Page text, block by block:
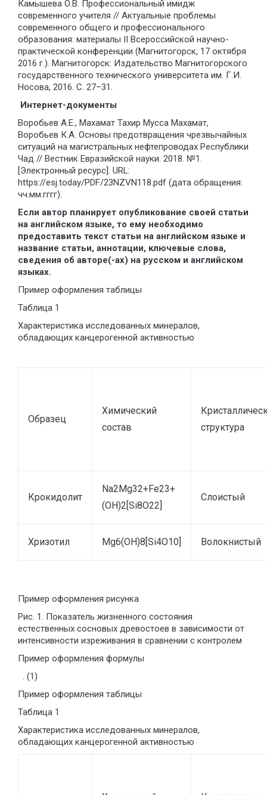
Камышева О.В. Профессиональный имидж
современного учителя // Актуальные проблемы
современного общего и профессионального
образования: материалы II Всероссийской научно-
практической конференции (Магнитогорск, 17 октября
2016 г.). Магнитогорск: Издательство Магнитогорского
государственного технического университета им. Г.И.
Носова, 2016. С. 27–31.
Интернет-документы
Воробьев А.Е., Махамат Тахир Мусса Махамат,
Воробьев К.А. Основы предотвращения чрезвычайных
ситуаций на магистральных нефтепроводах Республики
Чад // Вестник Евразийской науки. 2018. №1.
[Электронный ресурс]. URL:
https://esj.today/PDF/23NZVN118.pdf (дата обращения:
чч.мм.гггг).
Если автор планирует опубликование своей статьи
на английском языке, то ему необходимо
предоставить текст статьи на английском языке и
название статьи, аннотации, ключевые слова,
сведения об авторе(-ах) на русском и английском
языках.
Пример оформления таблицы
Таблица 1
Характеристика исследованных минералов,
обладающих канцерогенной активностью
Образец
Химический
состав
структура
Крокидолит
Na2Mg32+Fe23+
(OH)2[Si8O22]
Слоистый
Хризотил Mg6(OH)8[Si4O10] Волокнистый
Пример оформления рисунка
Рис. 1. Показатель жизненного состояния
естественных сосновых древостоев в зависимости от
интенсивности изреживания в сравнении с контролем
Пример оформления формулы
. (1)
Пример оформления таблицы
Таблица 1
Характеристика исследованных минералов,
обладающих канцерогенной активностью